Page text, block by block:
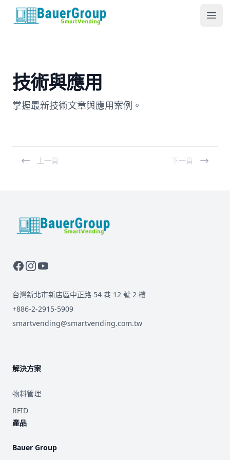
包爾科技
技術與應用
掌握最新技術文章與應用案例。
上一頁 下一頁
BauerGroup Tech
台灣新北市新店區中正路 54 巷 12 號 2 樓
+886-2-2915-5909
smartvending@smartvending.com.tw
解決方案
物料管理
RFID
產品
Bauer Group